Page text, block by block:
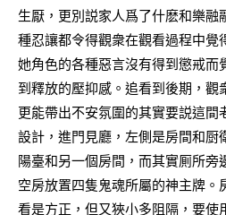
生厭，更別説家人爲了什麽和樂融
種忍讓都令得觀衆在觀看過程中覺
她角色的各種惡言沒有得到懲戒而
到釋放的壓抑感。追看到後期，觀
更能帶出不安氛圍的其實要説這間
設計，進門見廳，左側是房間和厨
陽臺和另一個房間，而其實厠所旁
空房放置四隻鬼魂所屬的神主牌。
看是方正，但又狹小多阻隔，要使